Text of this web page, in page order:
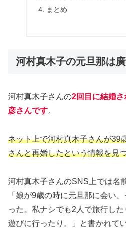
まとめ
河村真木子の元旦那は
河村真木子さんの2回目に結婚
彦さんです。
ネット上で河村真木子さんが39
さんと再婚したという情報を見
河村真木子さんのSNS上では名
「娘が9歳の時に元旦那に会い
った。私ナシでも2人で旅行し
遊びに行ったり。」と書かれてい